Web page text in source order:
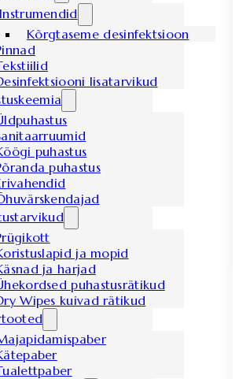
Instrumendid
Kõrgtaseme desinfektsioon
lisatarvikud
puhastus
puhastus
ja mopid
ja harjad
puhastusrätikud
Wipes kuivad rätikud